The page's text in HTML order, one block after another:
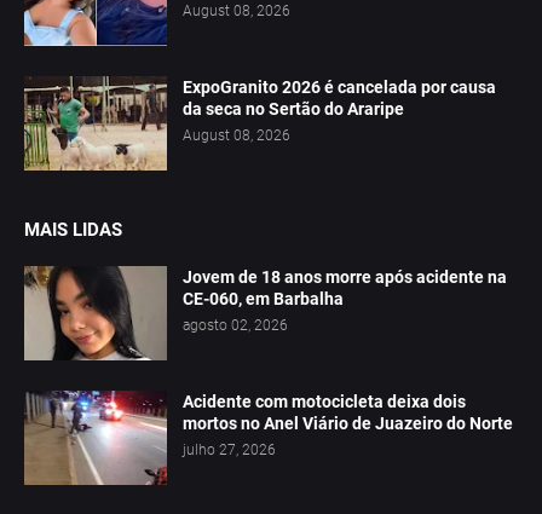
August 08, 2026
ExpoGranito 2026 é cancelada por causa
da seca no Sertão do Araripe
August 08, 2026
MAIS LIDAS
Jovem de 18 anos morre após acidente na
CE-060, em Barbalha
agosto 02, 2026
Acidente com motocicleta deixa dois
mortos no Anel Viário de Juazeiro do Norte
julho 27, 2026